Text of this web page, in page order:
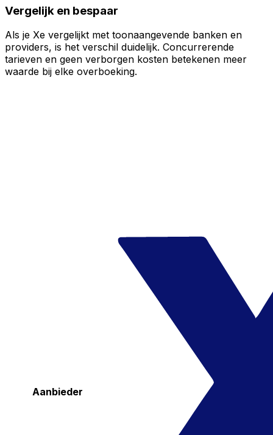
Vergelijk en bespaar
Als je Xe vergelijkt met toonaangevende banken en
providers, is het verschil duidelijk. Concurrerende
tarieven en geen verborgen kosten betekenen meer
waarde bij elke overboeking.
Aanbieder